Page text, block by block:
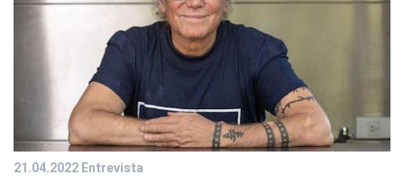
21.04.2022Entrevista